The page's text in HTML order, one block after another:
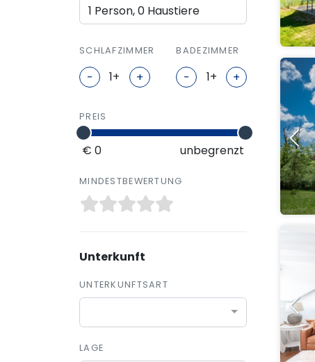
1 Person, 0 Haustiere
SCHLAFZIMMER
- +
BADEZIMMER
- +
PREIS
€ 0 unbegrenzt
MINDESTBEWERTUNG
Unterkunft
UNTERKUNFTSART
LAGE